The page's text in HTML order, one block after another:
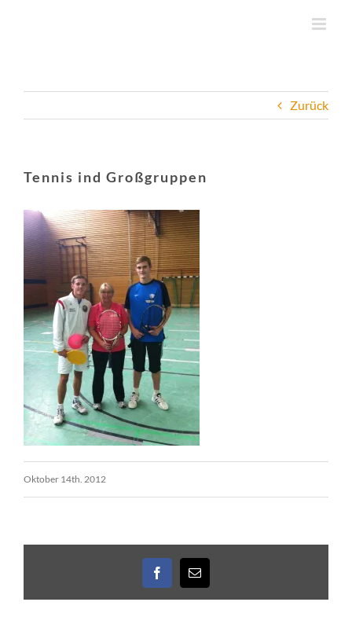
Zurück
Tennis ind Großgruppen
Oktober 14th. 2012
Facebook
E-
Mail